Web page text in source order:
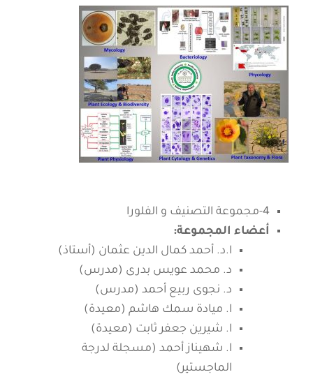
4-مجموعة التصنيف و الفلورا
أعضاء المجموعة:
ا.د. أحمد كمال الدين عثمان (أستاذ)
د. محمد عويس بدرى (مدرس)
د. نجوى ربيع أحمد (مدرس)
ا. ميادة سمك هاشم (معيدة)
ا. شيرين جعفر ثابت (معيدة)
ا. شهيناز أحمد (مسجلة لدرجة
الماجستير)